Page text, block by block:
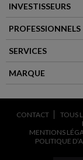
INVESTISSEURS
PROFESSIONNELS
SERVICES
MARQUE
CONTACT TOUS
MENTIONS
POLITIQUE